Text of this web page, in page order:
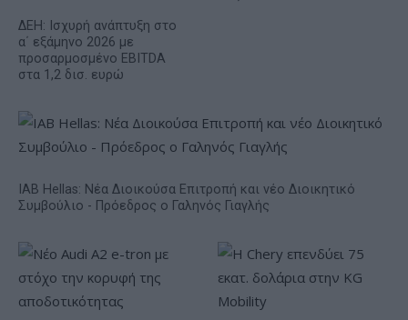
ΔΕΗ: Ισχυρή ανάπτυξη στο
α΄ εξάμηνο 2026 με
προσαρμοσμένο EBITDA
στα 1,2 δισ. ευρώ
IAB Hellas: Νέα Διοικούσα Επιτροπή και νέο Διοικητικό
Συμβούλιο - Πρόεδρος ο Γαληνός Γιαγλής